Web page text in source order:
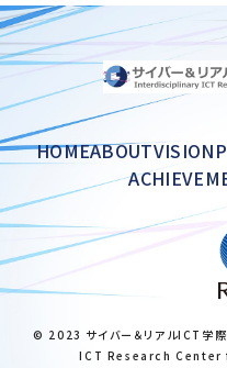
HOMEABOUTVISION
© 2023 サイバー＆リアルICT
ICT Research